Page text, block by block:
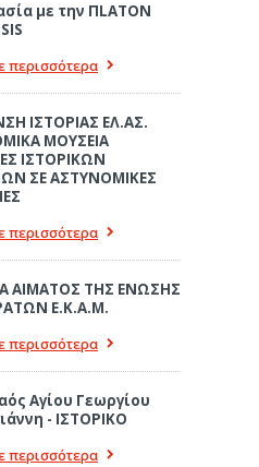
με την ΠLATON
περισσότερα
ΙΣΤΟΡΙΑΣ ΕΛ.ΑΣ.
ΜΟΥΣΕΙΑ
ΙΣΤΟΡΙΚΩΝ
ΣΕ ΑΣΤΥΝΟΜΙΚΕΣ
περισσότερα
ΑΙΜΑΤΟΣ ΤΗΣ ΕΝΩΣΗΣ
Ε.Κ.Α.Μ.
περισσότερα
Αγίου Γεωργίου
- ΙΣΤΟΡΙΚΟ
περισσότερα